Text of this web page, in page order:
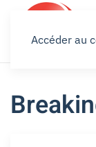
Accéder au